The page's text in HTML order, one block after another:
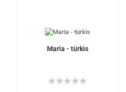
Maria - türkis